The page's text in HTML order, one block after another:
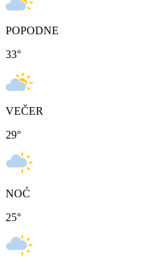
POPODNE
33°
VEČER
29°
NOĆ
25°